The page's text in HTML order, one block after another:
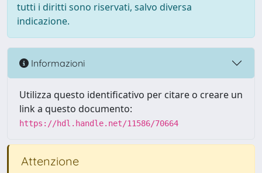
tutti i diritti sono riservati, salvo diversa
indicazione.
Informazioni
Utilizza questo identificativo per citare o creare un
link a questo documento:
https://hdl.handle.net/11586/70664
Attenzione